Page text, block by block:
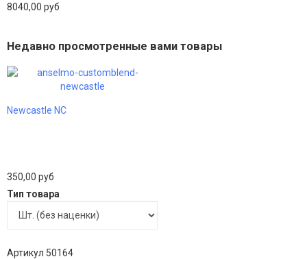
8040,00 руб
Недавно просмотренные вами товары
Newcastle NC
350,00 руб
Тип товара
Артикул 50164